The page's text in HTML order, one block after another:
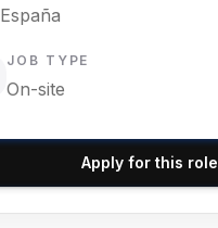
España
JOB TYPE
On-site
Apply for this role